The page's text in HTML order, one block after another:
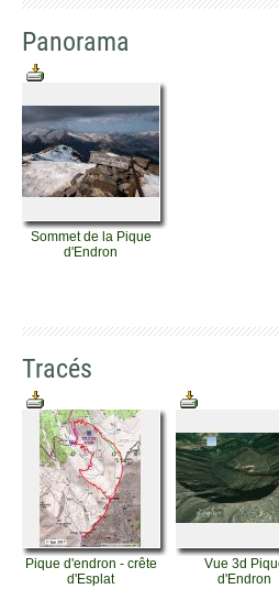
Panorama
Sommet de la Pique
d'Endron
Tracés
Pique d'endron - crête
d'Esplat
Vue 3d
d'Endron